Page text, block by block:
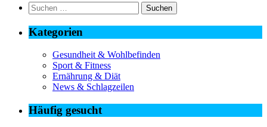
Suchen
nach:
Kategorien
Gesundheit & Wohlbefinden
Sport & Fitness
Ernährung & Diät
News & Schlagzeilen
Häufig gesucht